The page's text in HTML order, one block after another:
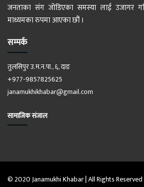
जनताका संग जोडिएका समस्या लाई उजागर
माध्यमका रुपमा आएका छौं ।
सम्पर्क
तुलसिपुर उ.म.न.पा., ६, दाङ
+977-9857825625
janamukhikhabar@gmail.com
सामाजिक संजाल
© 2020 Janamukhi Khabar | All Rights Reserved